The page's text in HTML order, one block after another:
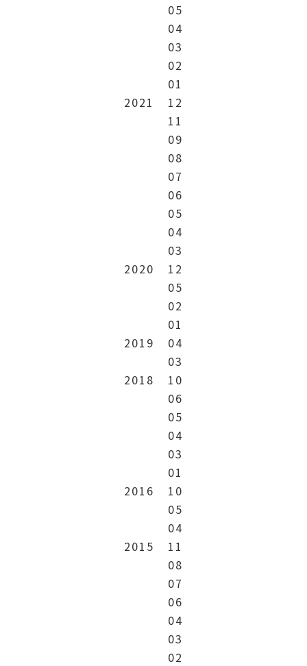
05
04
03
02
01
2021
12
11
09
08
07
06
05
04
03
2020
12
05
02
01
2019
04
03
2018
10
06
05
04
03
01
2016
10
05
04
2015
11
08
07
06
04
03
02